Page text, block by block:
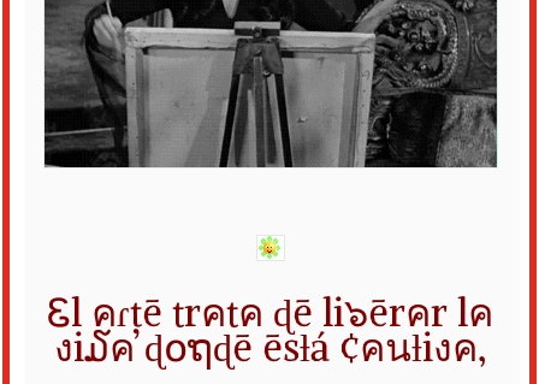
Ꮛl คɾțē trคtค ɖē li๖ērคr lค
งi໓ค ɖ໐ຖɖē ēsƚá ¢คนƚiงค,